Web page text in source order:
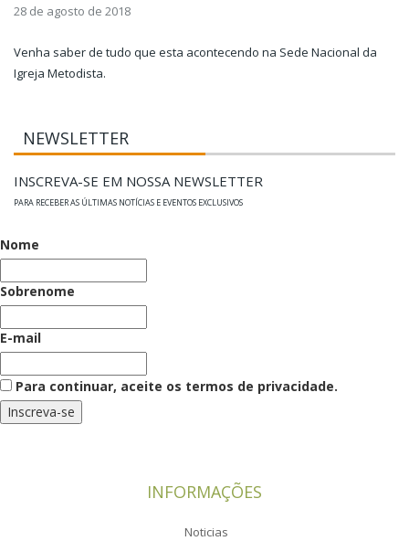
28 de agosto de 2018
Venha saber de tudo que esta acontecendo na Sede Nacional da
Igreja Metodista.
NEWSLETTER
INSCREVA-SE EM NOSSA NEWSLETTER
PARA RECEBER AS ÚLTIMAS NOTÍCIAS E EVENTOS EXCLUSIVOS
Nome
Sobrenome
E-mail
Para continuar, aceite os termos de privacidade.
INFORMAÇÕES
Noticias